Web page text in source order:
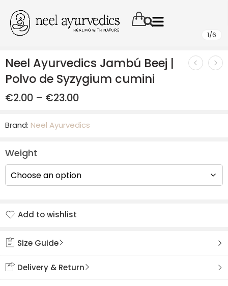
1/6
Neel Ayurvedics Jambú Beej |
Polvo de Syzygium cumini
€2.00 – €23.00
Brand: Neel Ayurvedics
Weight
Add to wishlist
Size Guide
Delivery & Return